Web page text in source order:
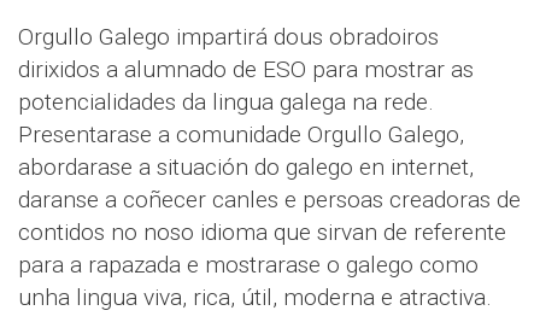
Orgullo Galego impartirá dous obradoiros
dirixidos a alumnado de ESO para mostrar as
potencialidades da lingua galega na rede.
Presentarase a comunidade Orgullo Galego,
abordarase a situación do galego en internet,
daranse a coñecer canles e persoas creadoras de
contidos no noso idioma que sirvan de referente
para a rapazada e mostrarase o galego como
unha lingua viva, rica, útil, moderna e atractiva.